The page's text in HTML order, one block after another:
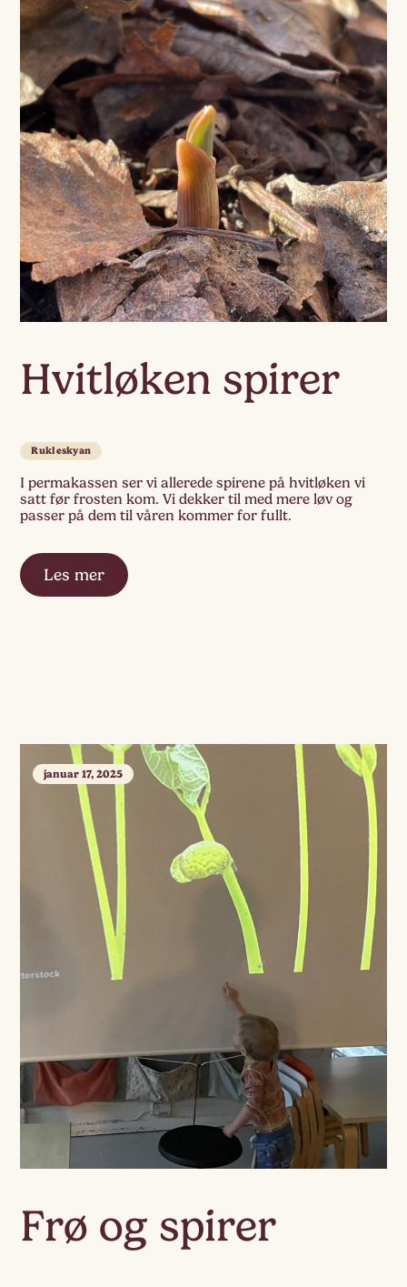
Hvitløken spirer
Rukleskyan
I permakassen ser vi allerede spirene på hvitløken vi
satt før frosten kom. Vi dekker til med mere løv og
passer på dem til våren kommer for fullt.
Les mer
Frø og spirer
januar 17, 2025